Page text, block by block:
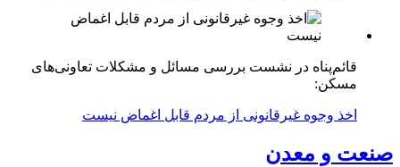
قائم‌پناه در نشست بررسی مسائل و مشکلات تعاونی‌های
مسکن:
اخذ وجوه غیرقانونی از مردم قابل اغماض نیست
صنعت و معدن